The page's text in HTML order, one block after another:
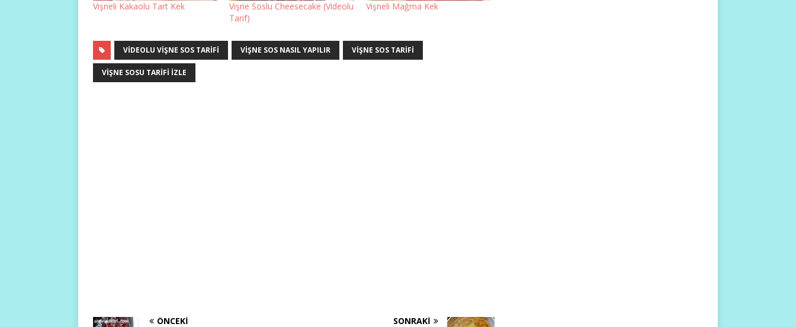
Vişneli Kakaolu Tart Kek
Vişne Soslu Cheesecake (Videolu
Tarif)
Vişneli Mağma Kek
VIDEOLU VIŞNE SOS TARIFI VIŞNE SOS NASIL YAPILIR VIŞNE SOS TARIFI
VIŞNE SOSU TARIFI IZLE
ÖNCEKI SONRAKI